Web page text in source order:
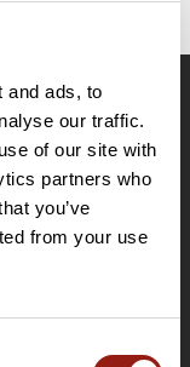
and ads, to
our traffic.
of our site with
partners who
you’ve
from your use